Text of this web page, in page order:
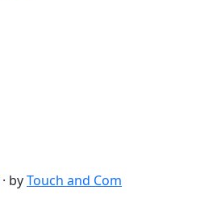
· byTouch and Com